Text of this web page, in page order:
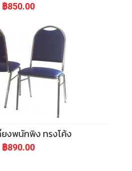
฿850.00
ยงพนักพิง ทรงโค้ง
฿890.00